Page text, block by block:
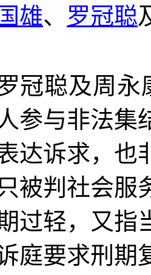
雄、 罗冠聪
冠聪及周永
参与非法集
达诉求，也
被判社会服
过轻，又指
庭要求刑期